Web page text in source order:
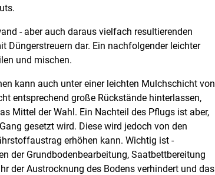
- aber auch daraus vielfach resultierenden
Düngerstreuern dar. Ein nachfolgender leichter
und mischen.
kann auch unter einer leichten Mulchschicht von
entsprechend große Rückstände hinterlassen,
Mittel der Wahl. Ein Nachteil des Pflugs ist aber,
gesetzt wird. Diese wird jedoch von den
erhöhen kann. Wichtig ist -
der Grundbodenbearbeitung, Saatbettbereitung
der Austrocknung des Bodens verhindert und das